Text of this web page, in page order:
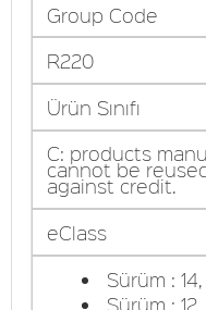
Group Code
R220
Ürün Sınıfı
C: products
cannot be
against credit.
eClass
Sürüm :
Sürüm :